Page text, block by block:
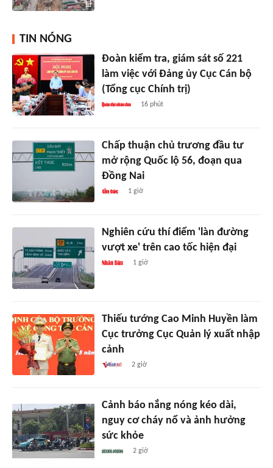
TIN NÓNG
Đoàn kiểm tra, giám sát số 221
làm việc với Đảng ủy Cục Cán bộ
(Tổng cục Chính trị)
16 phút
Chấp thuận chủ trương đầu tư
mở rộng Quốc lộ 56, đoạn qua
Đồng Nai
1 giờ
Nghiên cứu thí điểm 'làn đường
vượt xe' trên cao tốc hiện đại
1 giờ
Thiếu tướng Cao Minh Huyền làm
Cục trưởng Cục Quản lý xuất nhập
cảnh
2 giờ
Cảnh báo nắng nóng kéo dài,
nguy cơ cháy nổ và ảnh hưởng
sức khỏe
2 giờ